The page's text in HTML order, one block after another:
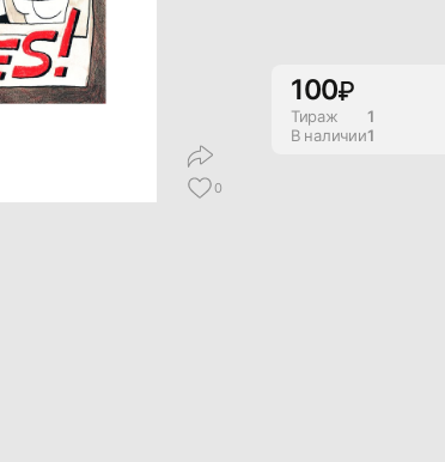
0
100
Тираж
1
В наличии1